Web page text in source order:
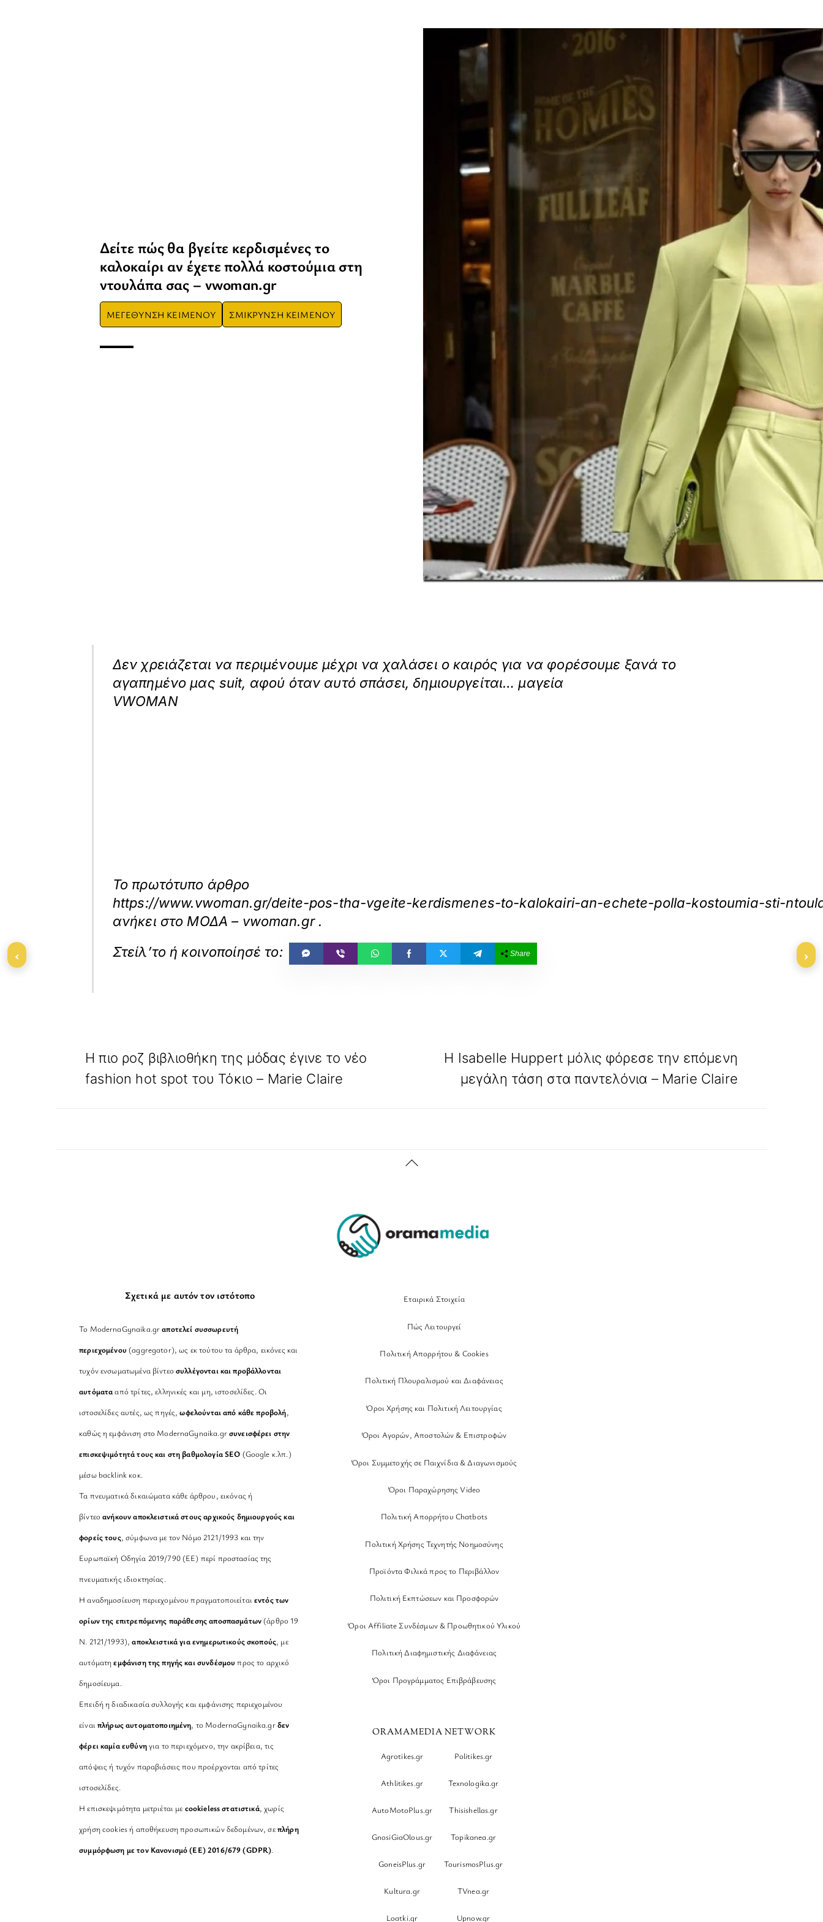
Δείτε πώς θα βγείτε κερδισμένες το
καλοκαίρι αν έχετε πολλά κοστούμια στη
ντουλάπα σας – vwoman.gr
ΜΕΓΕΘΥΝΣΗ ΚΕΙΜΕΝΟΥ ΣΜΙΚΡΥΝΣΗ ΚΕΙΜΕΝΟΥ
Δεν χρειάζεται να περιμένουμε μέχρι να χαλάσει ο καιρός για να φορέσουμε ξανά το
αγαπημένο μας suit, αφού όταν αυτό σπάσει, δημιουργείται… μαγεία
VWOMAN
Το πρωτότυπο άρθρο
https://www.vwoman.gr/deite-pos-tha-vgeite-kerdismenes-to-kalokairi-an-echete-polla-kostoumia-sti-
ανήκει στο ΜΟΔΑ – vwoman.gr.
Share
Η πιο ροζ βιβλιοθήκη της μόδας έγινε το νέο
fashion hot spot του Τόκιο – Marie Claire
Η Isabelle Huppert μόλις φόρεσε την επόμενη
μεγάλη τάση στα παντελόνια – Marie Claire
Back
Σχετικά με αυτόν τον ιστότοπο
Το ModernaGynaika.grαποτελεί συσσωρευτή
περιεχομένου (aggregator), ως εκ τούτου τα άρθρα, εικόνες και
τυχόν ενσωματωμένα βίντεοσυλλέγονται και προβάλλονται
αυτόματααπό τρίτες, ελληνικές και μη, ιστοσελίδες. Οι
ιστοσελίδες αυτές, ως πηγές,ωφελούνται από κάθε προβολή,
καθώς η εμφάνιση στο ModernaGynaika.grσυνεισφέρει στην
επισκεψιμότητά τους και στη βαθμολογία SEO (Google κ.λπ.)
μέσω backlink κοκ.
Τα πνευματικά δικαιώματα κάθε άρθρου, εικόνας ή
βίντεοανήκουν αποκλειστικά στους αρχικούς δημιουργούς και
φορείς τους, σύμφωνα με τον Νόμο 2121/1993 και την
Ευρωπαϊκή Οδηγία 2019/790 (ΕΕ) περί προστασίας της
πνευματικής ιδιοκτησίας.
Η αναδημοσίευση περιεχομένου πραγματοποιείταιεντός των
ορίων της επιτρεπόμενης παράθεσης αποσπασμάτων(άρθρο 19
Ν. 2121/1993), αποκλειστικά για ενημερωτικούς σκοπούς, με
αυτόματηεμφάνιση της πηγής και συνδέσμου προς το αρχικό
δημοσίευμα.
Επειδή η διαδικασία συλλογής και εμφάνισης περιεχομένου
είναιπλήρως αυτοματοποιημένη, το ModernaGynaika.grδεν
φέρει καμία ευθύνηγια το περιεχόμενο, την ακρίβεια, τις
απόψεις ή τυχόν παραβιάσεις που προέρχονται από τρίτες
ιστοσελίδες.
Η επισκεψιμότητα μετριέται με cookieless στατιστικά, χωρίς
χρήση cookies ή αποθήκευση προσωπικών δεδομένων, σεπλήρη
συμμόρφωση με τον Κανονισμό (ΕΕ) 2016/679 (GDPR).
Εταιρικά Στοιχεία
Πώς Λειτουργεί
Πολιτική Απορρήτου & Cookies
Πολιτική Πλουραλισμού και Διαφάνειας
Όροι Χρήσης και Πολιτική Λειτουργίας
Όροι Αγορών, Αποστολών & Επιστροφών
Όροι Συμμετοχής σε Παιχνίδια & Διαγωνισμούς
Όροι Παραχώρησης Video
Πολιτική Απορρήτου Chatbots
Πολιτική Χρήσης Τεχνητής Νοημοσύνης
Προϊόντα Φιλικά προς το Περιβάλλον
Πολιτική Εκπτώσεων και Προσφορών
Όροι Affiliate Συνδέσμων & Προωθητικού Υλικού
Πολιτική Διαφημιστικής Διαφάνειας
Όροι Προγράμματος Επιβράβευσης
ORAMAMEDIA NETWORK
Agrotikes.gr Politikes.gr
Athlitikes.gr Texnologika.gr
AutoMotoPlus.gr Thisishellas.gr
GnosiGiaOlous.gr Topikanea.gr
GoneisPlus.gr TourismosPlus.gr
Kultura.gr TVnea.gr
Loatki.gr Upnow.gr
‹ ›